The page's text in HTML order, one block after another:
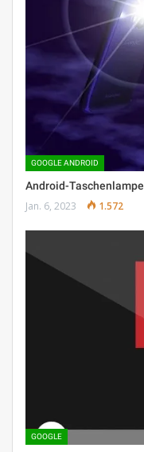
GOOGLE ANDROID
Android-
Jan. 6, 2023 1.572
GOOGLE